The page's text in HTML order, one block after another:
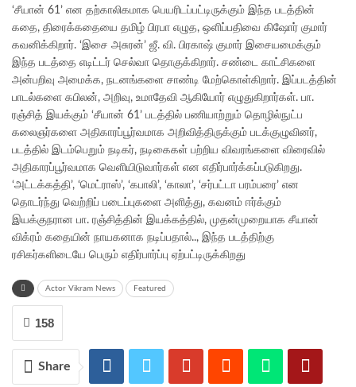
‘சீயான் 61’ என தற்காலிகமாக பெயரிடப்பட்டிருக்கும் இந்த படத்தின்
கதை, திரைக்கதையை தமிழ் பிரபா எழுத, ஒளிப்பதிவை கிஷோர் குமார்
கவனிக்கிறார். ‘இசை அசுரன்’ ஜீ. வி. பிரகாஷ் குமார் இசையமைக்கும்
இந்த படத்தை எடிட்டர் செல்வா தொகுக்கிறார். சண்டை காட்சிகளை
அன்பறிவு அமைக்க, நடனங்களை சாண்டி மேற்கொள்கிறார். இப்படத்தின்
பாடல்களை கபிலன், அறிவு, உமாதேவி ஆகியோர் எழுதுகிறார்கள். பா.
ரஞ்சித் இயக்கும் ‘சீயான் 61’ படத்தில் பணியாற்றும் தொழில்நுட்ப
கலைஞர்களை அதிகாரப்பூர்வமாக அறிவித்திருக்கும் படக்குழுவினர்,
படத்தில் இடம்பெறும் நடிகர், நடிகைகள் பற்றிய விவரங்களை விரைவில்
அதிகாரப்பூர்வமாக வெளியிடுவார்கள் என எதிர்பார்க்கப்படுகிறது.
‘அட்டக்கத்தி’, ‘மெட்ராஸ்’, ‘கபாலி’, ‘காலா’, ‘சர்பட்டா பரம்பரை’ என
தொடர்ந்து வெற்றிப் படைப்புகளை அளித்து, கவனம் ஈர்க்கும்
இயக்குநரான பா. ரஞ்சித்தின் இயக்கத்தில், முதன்முறையாக சீயான்
விக்ரம் கதையின் நாயகனாக நடிப்பதால்.., இந்த படத்திற்கு
ரசிகர்களிடையே பெரும் எதிர்பார்ப்பு ஏற்பட்டிருக்கிறது
Actor Vikram News Featured
158
Share